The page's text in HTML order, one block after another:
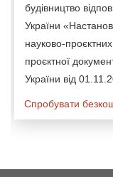
будівництво
України
науково-
проєктної
України від
Спробувати